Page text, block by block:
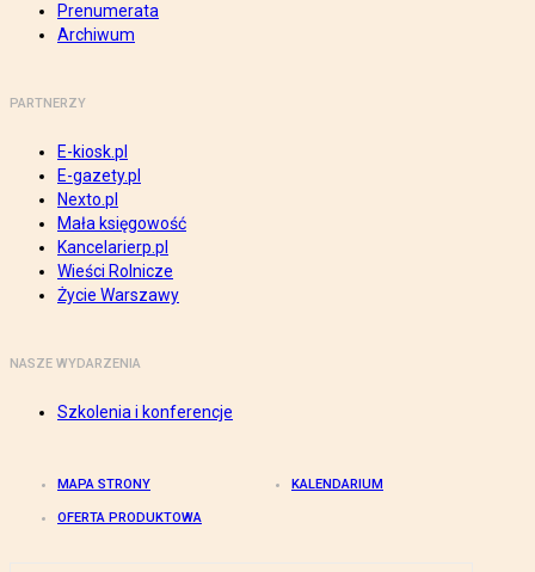
Prenumerata
Archiwum
PARTNERZY
E-kiosk.pl
E-gazety.pl
Nexto.pl
Mała księgowość
Kancelarierp.pl
Wieści Rolnicze
Życie Warszawy
NASZE WYDARZENIA
Szkolenia i konferencje
MAPA STRONY KALENDARIUM
OFERTA PRODUKTOWA